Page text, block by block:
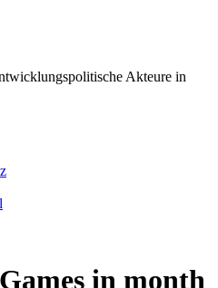
Akteure in
in month